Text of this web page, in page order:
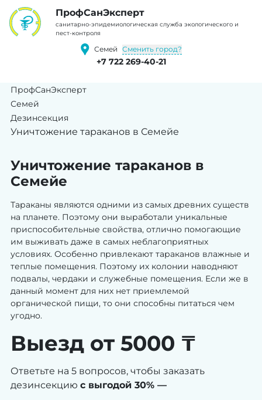
ПрофCанЭксперт
cанитарно-эпидемиологическая служба экологического и
пест-контроля
Семей Сменить город?
+7 722 269-40-21
ПрофСанЭксперт
Семей
Дезинсекция
Уничтожение тараканов в Семейе
Уничтожение тараканов в
Семейе
Тараканы являются одними из самых древних существ
на планете. Поэтому они выработали уникальные
приспособительные свойства, отлично помогающие
им выживать даже в самых неблагоприятных
условиях. Особенно привлекают тараканов влажные и
теплые помещения. Поэтому их колонии наводняют
подвалы, чердаки и служебные помещения. Если же в
данный момент для них нет приемлемой
органической пищи, то они способны питаться чем
угодно.
Выезд от 5000 ₸
Ответьте на 5 вопросов, чтобы заказать
дезинсекцию с выгодой 30% —